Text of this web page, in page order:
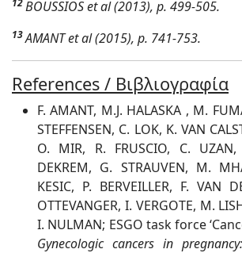
12BOUSSIOS et al (2013), p. 499-505.
13AMANT et al (2015), p. 741-753.
References / Βιβλιογραφία
F. AMANT, M.J. HALASKA , M.
STEFFENSEN, C. LOK, K. VAN
O. MIR, R. FRUSCIO, C. UZAN,
DEKREM, G. STRAUVEN, M.
KESIC, P. BERVEILLER, F. VAN
OTTEVANGER, I. VERGOTE, M.
I. NULMAN; ESGO task force
Gynecologic cancers in